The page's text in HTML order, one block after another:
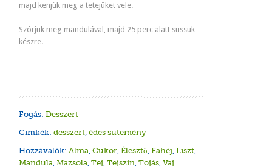
majd kenjük meg a tetejüket vele.
Szórjuk meg mandulával, majd 25 perc alatt süssük
készre.
Fogás: Desszert
Cimkék: desszert, édes sütemény
Hozzávalók: Alma, Cukor, Élesztő, Fahéj, Liszt,
Mandula, Mazsola, Tej, Tejszín, Tojás, Vaj